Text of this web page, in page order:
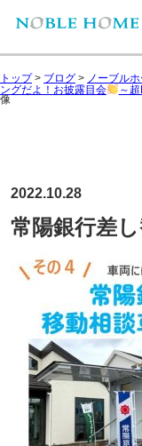
トップ> ブログ > ノーブル
ングだよ！お披露目会
～
像
2022.10.28
常陽銀行差